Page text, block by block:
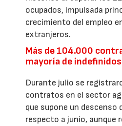
ocupados, impulsada
crecimiento del empleo
extranjeros.
Más de 104.000
mayoría de indefinidos
Durante julio se
contratos en el sector
que supone un descenso
respecto a junio, aunque